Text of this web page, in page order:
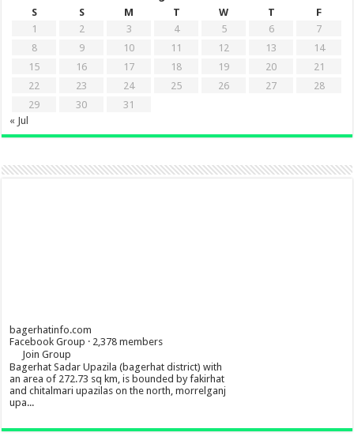
S
S M T W T
F
1
2 3 4 5 6
7
8
9 10 11 12 13
14
15
16 17 18 19 20
21
22
23 24 25 26 27
28
29
30
31
« Jul
bagerhatinfo.com
Facebook Group · 2,378 members
Join Group
Bagerhat Sadar Upazila (bagerhat district) with
an area of 272.73 sq km, is bounded by fakirhat
and chitalmari upazilas on the north, morrelganj
upa...